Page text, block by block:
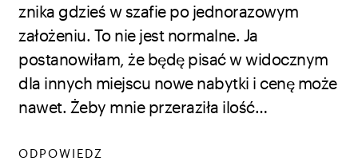
znika gdzieś w szafie po jednorazowym
założeniu. To nie jest normalne. Ja
postanowiłam, że będę pisać w widocznym
dla innych miejscu nowe nabytki i cenę może
nawet. Żeby mnie przeraziła ilość…
ODPOWIEDZ